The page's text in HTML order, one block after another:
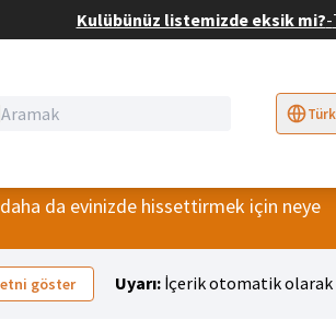
Kulübünüz listemizde eksik mi?-
da evinizde hissettirmek için neye
göster Uyarı: İçerik otomatik olarak